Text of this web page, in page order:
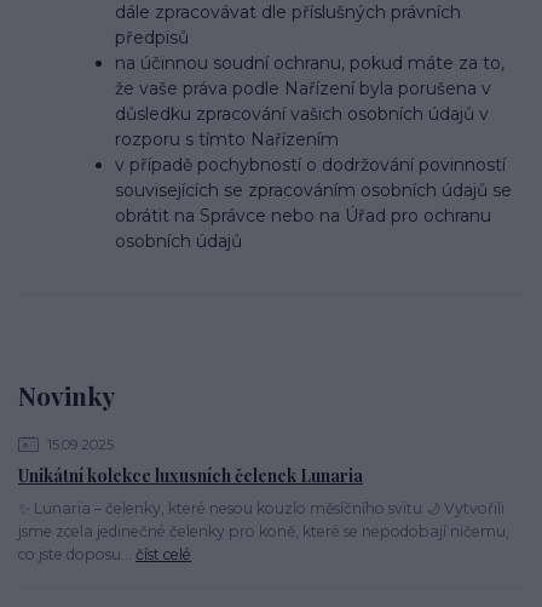
Novinky
15.09.2025
Unikátní kolekce luxusních čelenek Lunaria
✨ Lunaria – čelenky, které nesou kouzlo měsíčního svitu 🌙 Vytvořili
jsme zcela jedinečné čelenky pro koně, které se nepodobají ničemu,
co jste doposu... číst celé
dále zpracovávat dle příslušných právních
předpisů
na účinnou soudní ochranu, pokud máte za to,
že vaše práva podle Nařízení byla porušena v
důsledku zpracování vašich osobních údajů v
rozporu s tímto Nařízením
v případě pochybností o dodržování povinností
souvisejících se zpracováním osobních údajů se
obrátit na Správce nebo na Úřad pro ochranu
osobních údajů